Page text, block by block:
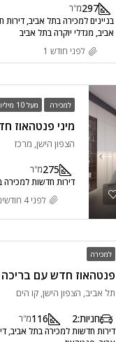
297מ"ר
בניינים למכירה בתל אביב,
אביב, מגדלי יוקרה בתל אביב
לפני חודש 1
למכירה מעל 10 מיליון
הצפון הישן, מרכז
275מ"ר
דירות חדשות למכירה
לפני 4 חודשים
למכירה
פנטהאוז חדש עם
תל אביב, הצפון הישן, קו הים
חניות:2
116מ"ר
דירות חדשות למכירה בתל אביב,